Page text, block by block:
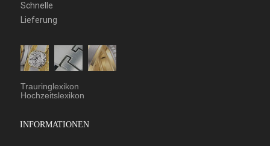
Schnelle
Lieferung
Trauringlexikon
Hochzeitslexikon
INFORMATIONEN